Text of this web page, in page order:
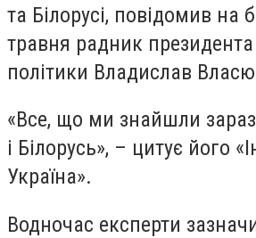
та Білорусі, повідомив на
травня радник президента
політики Владислав
«Все, що ми знайшли
і Білорусь», – цитує його
Україна».
Водночас експерти